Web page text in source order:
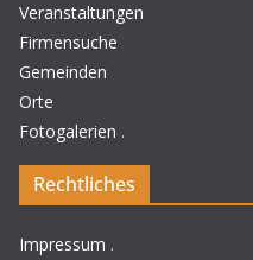
Veranstaltungen
Firmensuche
Gemeinden
Orte
Fotogalerien .
Rechtliches
Impressum .